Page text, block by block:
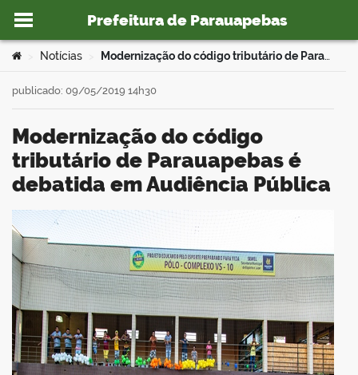
Ir para o conteúdo
Prefeitura de Parauapebas
portal
Você está aqui:
Notícias Modernização do código tributário de Parauapebas é debatida em Audiência Pública
Modernização do código
tributário de Parauapebas é
debatida em Audiência Pública
publicado: 09/05/2019 14h30